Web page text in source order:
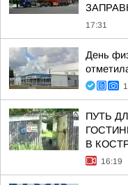
17:31
День
ПУТЬ
В
16:19